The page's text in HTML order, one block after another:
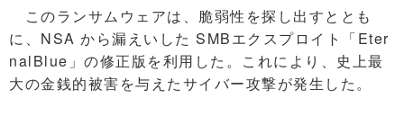
このランサムウェアは、脆弱性を探し出すととも
に、NSA から漏えいした SMBエクスプロイト「Eter
nalBlue」の修正版を利用した。これにより、史上最
大の金銭的被害を与えたサイバー攻撃が発生した。